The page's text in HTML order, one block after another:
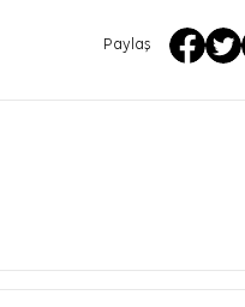
Paylaş